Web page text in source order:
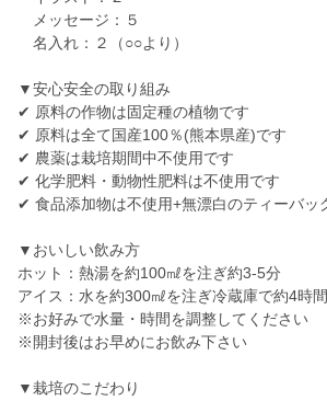
メッセージ：５
名入れ：２（○○より）
▼安心安全の取り組み
✔︎ 原料の作物は固定種の植物です
✔︎ 原料は全て国産100％(熊本県産)です
✔︎ 農薬は栽培期間中不使用です
✔︎ 化学肥料・動物性肥料は不使用です
✔︎ 食品添加物は不使用+無漂白のティーバッ
▼おいしい飲み方
ホット：熱湯を約100㎖を注ぎ約3-5分
アイス：水を約300㎖を注ぎ冷蔵庫で約4時間
※お好みで水量・時間を調整してください
※開封後はお早めにお飲み下さい
▼栽培のこだわり